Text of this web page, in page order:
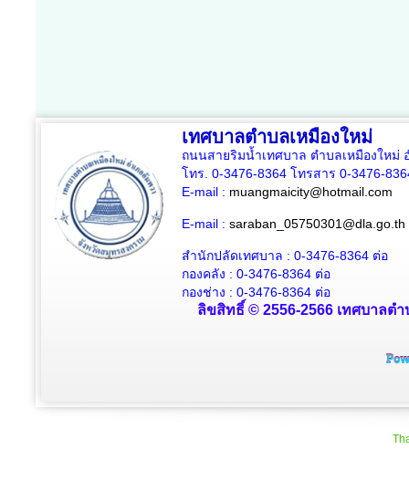
เทศบาลตำบลเหมืองใหม่
ถนนสายริมน้ำเทศบาล ตำบลเหมืองใหม่
โทร. 0-3476-8364 โทรสาร 0-3476-
E-mail : muangmaicity@hotmail.com
E-mail : saraban_05750301@dla.go.th
สำนักปลัดเทศบาล : 0-3476-8364 ต่อ
กองคลัง : 0-3476-8364 ต่อ
กองช่าง : 0-3476-8364 ต่อ
ลิขสิทธิ์ © 2556-2566 เทศบาลต